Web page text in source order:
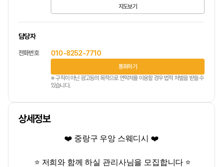
지도보기
담당자
전화번호 010-8252-7710
통화하기
※ 구직이 아닌 광고등의 목적으로 연락처를 이용할 경우 법적 처벌을 받을 수
있습니다.
상세정보
❤️ 중랑구 우앙 스웨디시 ❤️
⭐ 저희와 함께 하실 관리사님을 모집합니다 ⭐